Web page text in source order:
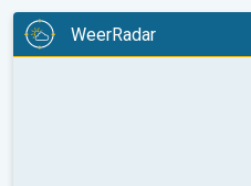
WeerRadar